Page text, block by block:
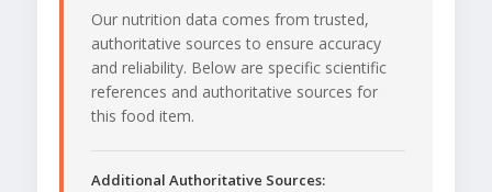
Our nutrition data comes from trusted,
authoritative sources to ensure accuracy
and reliability. Below are specific scientific
references and authoritative sources for
this food item.
Additional Authoritative Sources: